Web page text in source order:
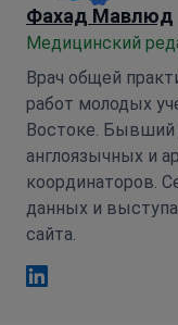
Фахад Мавлюд
Медицинский
Врач общей
работ молодых
Востоке. Бывший
англоязычных и
координаторов.
данных и
сайта.